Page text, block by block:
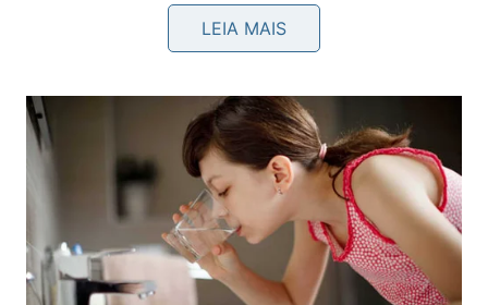
pois o calor excessivo altera as propriedades físicas
dos materiais internos e pode causar danos
riscos e mudar pequenos hábitos diários é
fundamental para quem deseja manter o mesmo
celular funcionando perfeitamente por cinco anos
ou mais com o mesmo desempenho.
Para ajudar na preservação do seu eletrônico,
listamos abaixo os erros mais comuns que devem
ser evitados para que a integridade física e
LEIA MAIS